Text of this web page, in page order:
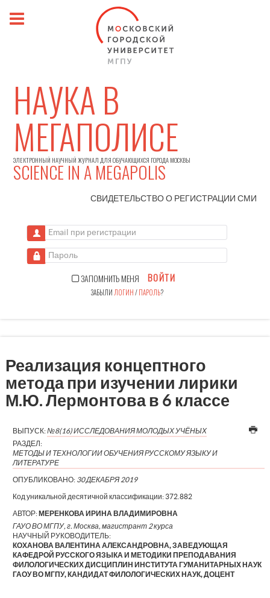
НАУКА В
МЕГАПОЛИСЕ
ЭЛЕКТРОННЫЙ НАУЧНЫЙ ЖУРНАЛ ДЛЯ ОБУЧАЮЩИХСЯ ГОРОДА МОСКВЫ
SCIENCE IN A MEGAPOLIS
СВИДЕТЕЛЬСТВО О РЕГИСТРАЦИИСМИ
Email при регистрации
Пароль
ЗАПОМНИТЬ МЕНЯ ВОЙТИ
ЗАБЫЛИ ЛОГИН/ПАРОЛЬ?
Реализация концептного
метода при изучении лирики
М.Ю. Лермонтова в 6 классе
ВЫПУСК:№8(16) ИССЛЕДОВАНИЯ МОЛОДЫХ УЧЁНЫХ
РАЗДЕЛ:
МЕТОДЫ И ТЕХНОЛОГИИ ОБУЧЕНИЯ РУССКОМУ ЯЗЫКУ И
ЛИТЕРАТУРЕ
ОПУБЛИКОВАНО: 30 ДЕКАБРЯ 2019
Код уникальной десятичной классификации: 372.882
АВТОР:МЕРЕНКОВА ИРИНА ВЛАДИМИРОВНА
ГАУО ВО МГПУ, г. Москва, магистрант 2 курса
НАУЧНЫЙ РУКОВОДИТЕЛЬ:
КОХАНОВА ВАЛЕНТИНА АЛЕКСАНДРОВНА, ЗАВЕДУЮЩАЯ
КАФЕДРОЙ РУССКОГО ЯЗЫКА И МЕТОДИКИ ПРЕПОДАВАНИЯ
ФИЛОЛОГИЧЕСКИХ ДИСЦИПЛИН ИНСТИТУТА ГУМАНИТАРНЫХ НАУК
ГАОУ ВО МГПУ, КАНДИДАТ ФИЛОЛОГИЧЕСКИХ НАУК, ДОЦЕНТ